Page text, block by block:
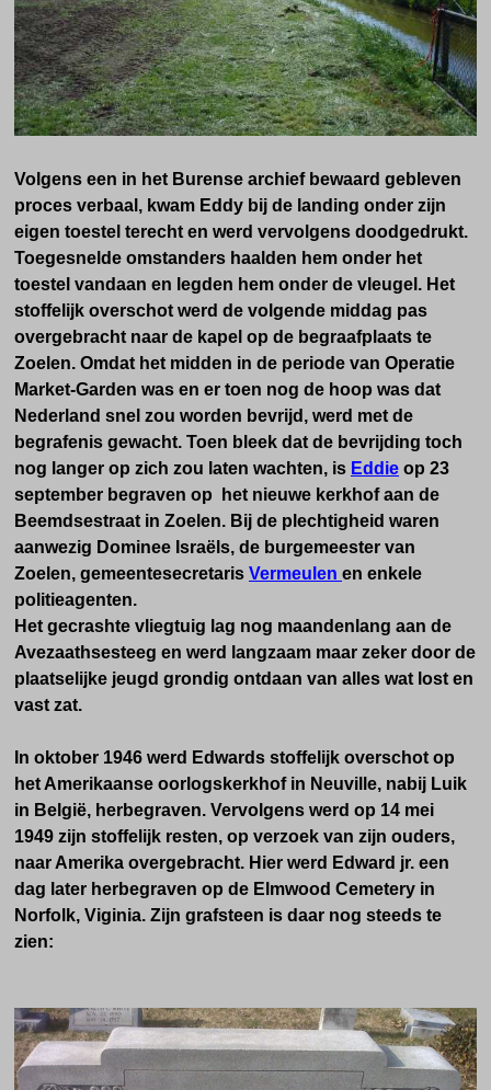
Volgens een in het Burense archief bewaard gebleven
proces verbaal, kwam Eddy bij de landing onder zijn
eigen toestel terecht en werd vervolgens doodgedrukt.
Toegesnelde omstanders haalden hem onder het
toestel vandaan en legden hem onder de vleugel. Het
stoffelijk overschot werd de volgende middag pas
overgebracht naar de kapel op de begraafplaats te
Zoelen. Omdat het midden in de periode van Operatie
Market-Garden was en er toen nog de hoop was dat
Nederland snel zou worden bevrijd, werd met de
begrafenis gewacht. Toen bleek dat de bevrijding toch
nog langer op zich zou laten wachten, is Eddie op 23
september begraven op het nieuwe kerkhof aan de
Beemdsestraat in Zoelen. Bij de plechtigheid waren
aanwezig Dominee Israëls, de burgemeester van
Zoelen, gemeentesecretaris Vermeulen en enkele
politieagenten.
Het gecrashte vliegtuig lag nog maandenlang aan de
Avezaathsesteeg en werd langzaam maar zeker door de
plaatselijke jeugd grondig ontdaan van alles wat lost en
vast zat.
In oktober 1946 werd Edwards stoffelijk overschot op
het Amerikaanse oorlogskerkhof in Neuville, nabij Luik
in België, herbegraven. Vervolgens werd op 14 mei
1949 zijn stoffelijk resten, op verzoek van zijn ouders,
naar Amerika overgebracht. Hier werd Edward jr. een
dag later herbegraven op de Elmwood Cemetery in
Norfolk, Viginia. Zijn grafsteen is daar nog steeds te
zien: